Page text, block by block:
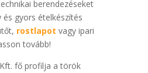
berendezéseket
gyors ételkészítés
rostlapot vagy ipari
tovább!
fő profilja a török